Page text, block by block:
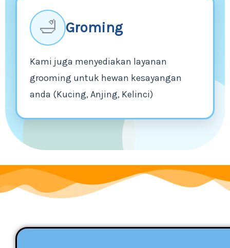
🛁 Groming
Kami juga menyediakan layanan
grooming untuk hewan kesayangan
anda (Kucing, Anjing, Kelinci)